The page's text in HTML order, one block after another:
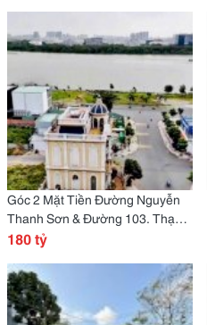
Góc 2 Mặt Tiền Đường Nguyễn
Thanh Sơn & Đường 103. Thạch
Mỹ Lợi , Quận 2 View Trực Diện
180 tỷ